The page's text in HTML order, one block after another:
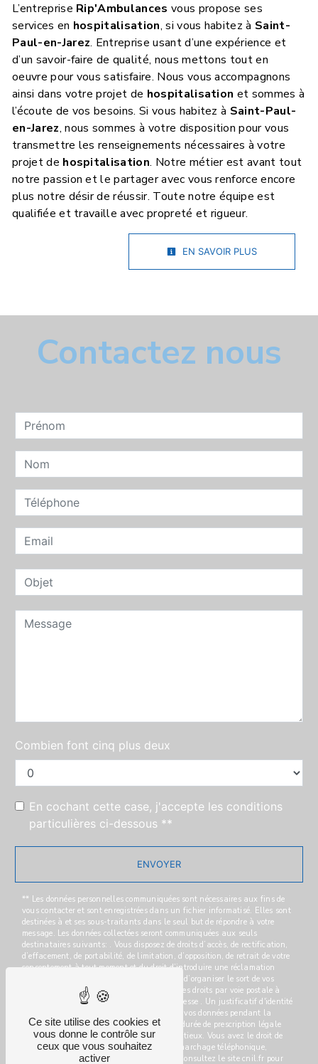
L’entreprise Rip'Ambulances vous propose ses
services en hospitalisation, si vous habitez à Saint-
Paul-en-Jarez. Entreprise usant d’une expérience et
d’un savoir-faire de qualité, nous mettons tout en
oeuvre pour vous satisfaire. Nous vous accompagnons
ainsi dans votre projet de hospitalisation et sommes à
l’écoute de vos besoins. Si vous habitez à Saint-Paul-
en-Jarez, nous sommes à votre disposition pour vous
transmettre les renseignements nécessaires à votre
projet de hospitalisation. Notre métier est avant tout
notre passion et le partager avec vous renforce encore
plus notre désir de réussir. Toute notre équipe est
qualifiée et travaille avec propreté et rigueur.
EN SAVOIR PLUS
Contactez nous
Combien font cinq plus deux
En cochant cette case, j'accepte les conditions
particulières ci-dessous **
ENVOYER
** Les données personnelles communiquées sont nécessaires aux fins de
vous contacter et sont enregistrées dans un fichier informatisé. Elles sont
destinées à et ses sous-traitants dans le seul but de répondre à votre
message. Les données collectées seront communiquées aux seuls
destinataires suivants: . Vous disposez de droits d’accès, de rectification,
d’effacement, de portabilité, de limitation, d’opposition, de retrait de votre
consentement à tout moment et du droit d’introduire une réclamation
auprès d’une autorité de contrôle, ainsi que d’organiser le sort de vos
données post-mortem. Vous pouvez exercer ces droits par voie postale à
l'adresse ou par courrier électronique à l'adresse . Un justificatif d'identité
pourra vous être demandé. Nous conservons vos données pendant la
période de prise de contact puis pendant la durée de prescription légale
aux fins probatoires et de gestion des contentieux. Vous avez le droit de
vous inscrire sur la liste d'opposition au démarchage téléphonique,
disponible à cette adresse:
. Consultez le site cnil.fr pour
Ce site utilise des cookies et
vous donne le contrôle sur
ceux que vous souhaitez
activer